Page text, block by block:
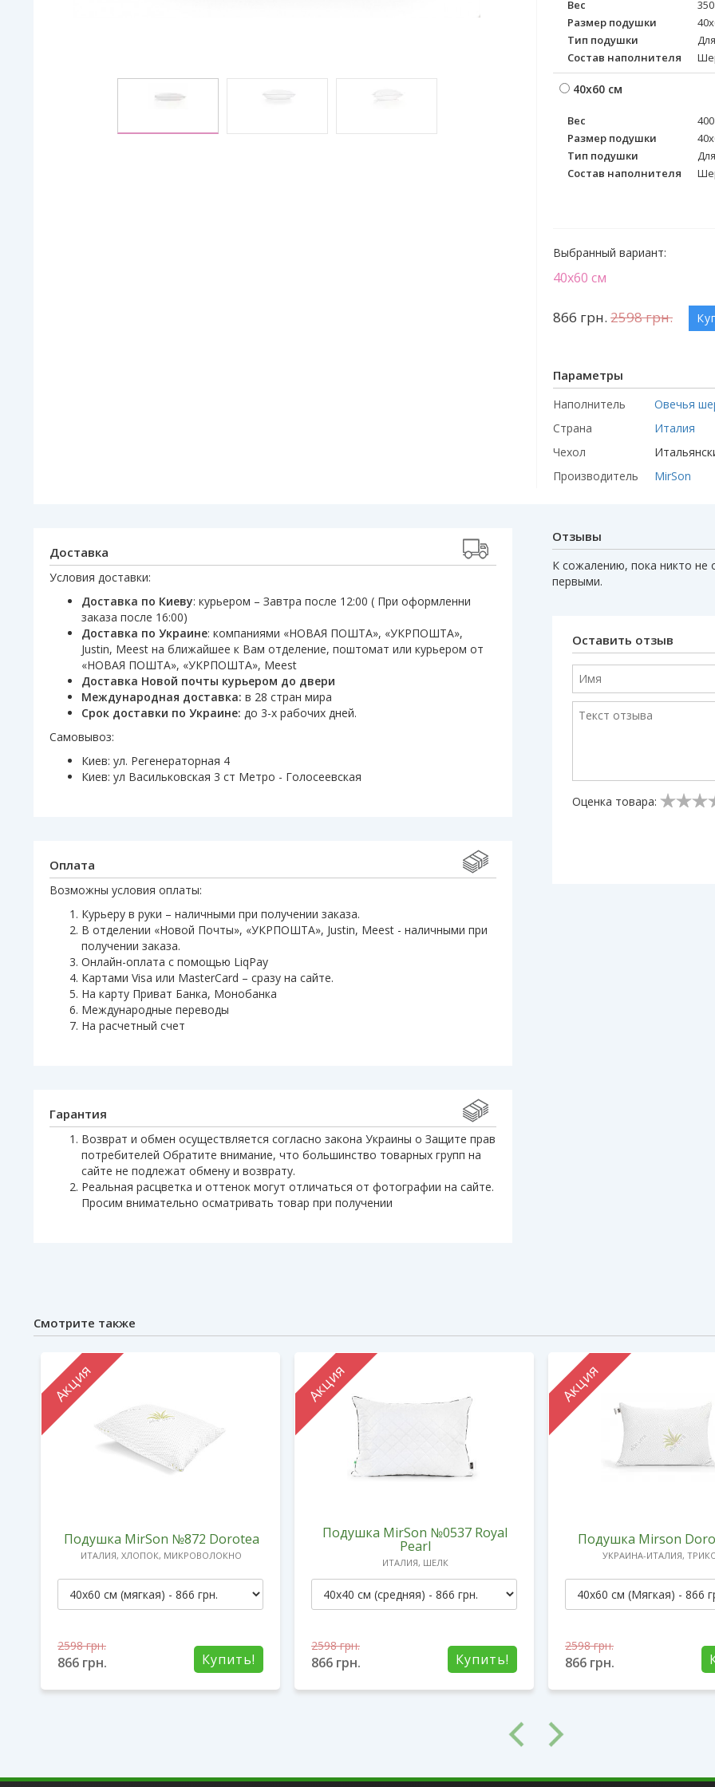
Вес
Размер подушки
Тип подушки
Состав наполнителя
40х60 см
Вес
Размер подушки
Тип подушки
Состав наполнителя
Выбранный вариант:
40х60 см
866 грн. 2598грн.
Параметры
Наполнитель
Овечья
Страна
Италия
Чехол
Производитель
MirSon
Доставка
Условия доставки:
Доставка по Киеву: курьером – Завтра после 12:00 ( При оформленни
заказа после 16:00)
Доставка по Украине: компаниями «НОВАЯ ПОШТА», «УКРПОШТА»,
Justin, Meest на ближайшее к Вам отделение, поштомат или курьером от
«НОВАЯ ПОШТА», «УКРПОШТА», Meest
Доставка Новой почты курьером до двери
Международная доставка: в 28 стран мира
Срок доставки по Украине: до 3-х рабочих дней.
Самовывоз:
Киев: ул. Регенераторная 4
Киев: ул Васильковская 3 ст Метро - Голосеевская
Оплата
Возможны условия оплаты:
Курьеру в руки – наличными при получении заказа.
В отделении «Новой Почты», «УКРПОШТА», Justin, Meest - наличными при
получении заказа.
Онлайн-оплата с помощью LiqPay
Картами Visa или MasterCard – сразу на сайте.
На карту Приват Банка, Монобанка
Международные переводы
На расчетный счет
Гарантия
Возврат и обмен осуществляется согласно закона Украины о Защите прав
потребителей Обратите внимание, что большинство товарных групп на
сайте не подлежат обмену и возврату.
Реальная расцветка и оттенок могут отличаться от фотографии на сайте.
Просим внимательно осматривать товар при получении
Отзывы
К сожалению, пока никто не
первыми.
Оставить отзыв
Оценка товара:
Смотрите также
Акция
Подушка MirSon №872 Dorotea
ИТАЛИЯ, ХЛОПОК, МИКРОВОЛОКНО
Купить!
2598грн.
866 грн.
Акция
Подушка MirSon №0537 Royal
Pearl
ИТАЛИЯ, ШЕЛК
Купить!
2598грн.
866 грн.
Акция
Подушка Mirson
УКРАИНА-ИТАЛИЯ,
2598грн.
866 грн.